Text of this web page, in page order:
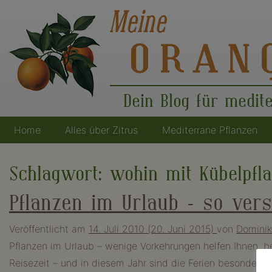
Dein Blog für
Hauptnavigation
Home Alles über Zitrus Mediterrane Pflanzen
Schlagwort: wohin mit
Pflanzen im Urlaub – so
Veröffentlicht am 14. Juli 2010 (20. Juni 2015) von
Pflanzen im Urlaub – wenige Vorkehrungen helfen Ihnen,
Reisezeit – und in diesem Jahr sind die Ferien